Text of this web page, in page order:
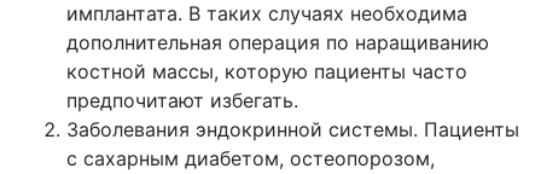
имплантата. В таких случаях необходима
дополнительная операция по наращиванию
костной массы, которую пациенты часто
предпочитают избегать.
Заболевания эндокринной системы. Пациенты
с сахарным диабетом, остеопорозом,